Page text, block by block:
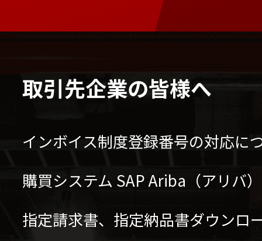
取引先企業の皆様へ
インボイス制度登録番号の対応に
購買システム SAP Ariba（アリバ
指定請求書、指定納品書ダウンロ